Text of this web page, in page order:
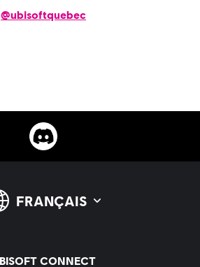
@ubisoftquebec